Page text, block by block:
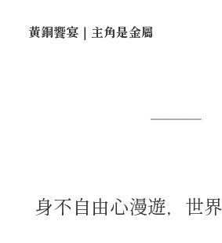
黃銅饗宴｜主角是金屬
─────
身不自由心漫遊，世